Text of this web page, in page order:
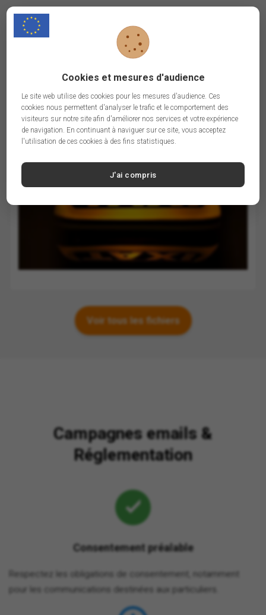
Fichiers mails des Taxis en Belgique
- Téléchargement immédiat
69,00 € 59,00 €
Voir tous les fichiers
Campagnes emails &
Réglementation
Consentement préalable
Respectez les obligations de consentement, notamment
pour les communications destinées aux particuliers.
Cookies et mesures d'audience
Le site web utilise des cookies pour les mesures d'audience. Ces
cookies nous permettent d'analyser le trafic et le comportement des
visiteurs sur notre site afin d'améliorer nos services et votre expérience
de navigation. En continuant à naviguer sur ce site, vous acceptez
l'utilisation de ces cookies à des fins statistiques.
J'ai compris